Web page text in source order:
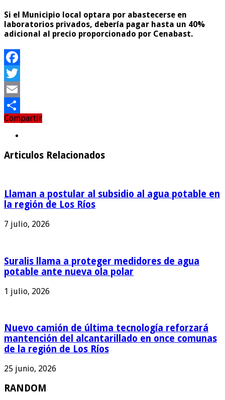
Si el Municipio local optara por abastecerse en
laboratorios privados, debería pagar hasta un 40%
adicional al precio proporcionado por Cenabast.
Facebook
Twitter
Email
Compartir
Compartir
Articulos Relacionados
Llaman a postular al subsidio al agua potable en
la región de Los Ríos
7 julio, 2026
Suralis llama a proteger medidores de agua
potable ante nueva ola polar
1 julio, 2026
Nuevo camión de última tecnología reforzará
mantención del alcantarillado en once comunas
de la región de Los Ríos
25 junio, 2026
RANDOM